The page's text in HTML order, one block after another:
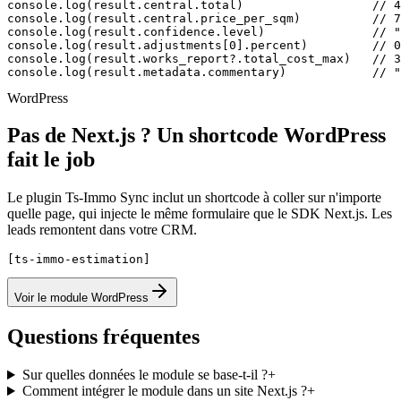
console.log(result.central.total)                  //
console.log(result.central.price_per_sqm)          // 7
console.log(result.confidence.level)               //
console.log(result.adjustments[0].percent)         //
console.log(result.works_report?.total_cost_max)   //
console.log(result.metadata.commentary)            //
WordPress
Pas de Next.js ? Un shortcode WordPress
fait le job
Le plugin Ts-Immo Sync inclut un shortcode à coller sur n'importe
quelle page, qui injecte le même formulaire que le SDK Next.js. Les
leads remontent dans votre CRM.
[ts-immo-estimation]
Voir le module WordPress
Questions fréquentes
Sur quelles données le module se base-t-il ?+
Comment intégrer le module dans un site Next.js ?+